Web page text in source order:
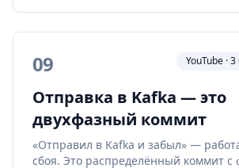
09 YouTube ·
Отправка в Kafka — это
двухфазный коммит
«Отправил в Kafka и забыл» —
сбоя. Это распределённый коммит с